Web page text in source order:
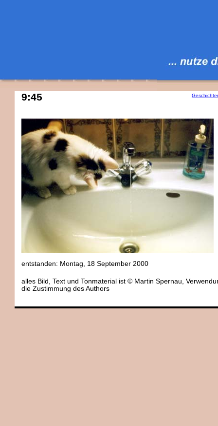
9:45
entstanden: Montag, 18 September 2000
alles Bild, Text und Tonmaterial ist © Martin Spernau,
die Zustimmung des Authors